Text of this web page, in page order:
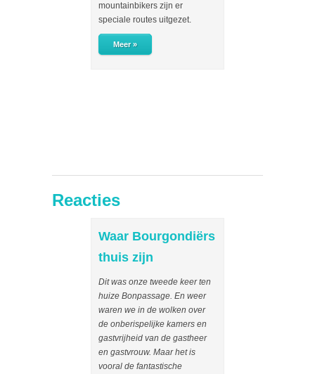
mountainbikers zijn er
speciale routes uitgezet.
Meer »
Reacties
Waar Bourgondiërs
thuis zijn
Dit was onze tweede keer ten
huize Bonpassage. En weer
waren we in de wolken over
de onberispelijke kamers en
gastvrijheid van de gastheer
en gastvrouw. Maar het is
vooral de fantastische